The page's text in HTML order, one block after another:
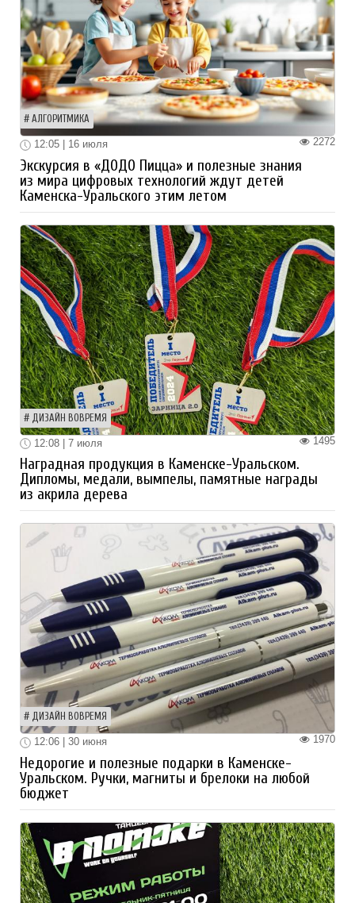
АЛГОРИТМИКА
2272
12:05 | 16 июля
Экскурсия в «ДОДО Пицца» и полезные знания
из мира цифровых технологий ждут детей
Каменска-Уральского этим летом
ДИЗАЙН ВОВРЕМЯ
1495
12:08 | 7 июля
Наградная продукция в Каменске-Уральском.
Дипломы, медали, вымпелы, памятные награды
из акрила дерева
ДИЗАЙН ВОВРЕМЯ
1970
12:06 | 30 июня
Недорогие и полезные подарки в Каменске-
Уральском. Ручки, магниты и брелоки на любой
бюджет